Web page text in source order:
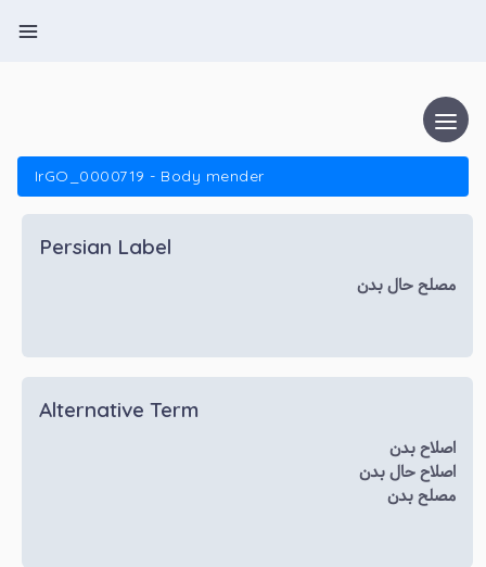
IrGO_0000719 - Body mender
Persian Label
مصلح حال بدن
Alternative Term
اصلاح بدن
اصلاح حال بدن
مصلح بدن